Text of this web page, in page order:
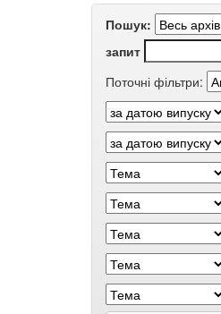
Пошук:
запит
Поточні фільтри: